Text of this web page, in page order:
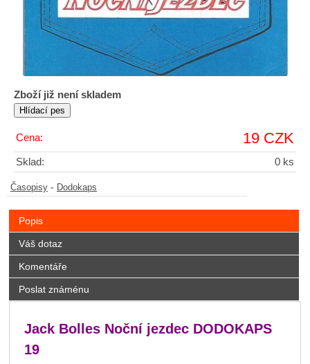
Zboží již není skladem
Cena: 19 CZK
Sklad: 0 ks
Časopisy - Dodokaps
Popis
Váš dotaz
Komentáře
Poslat známénu
Jack Bolles Noční jezdec DODOKAPS
19